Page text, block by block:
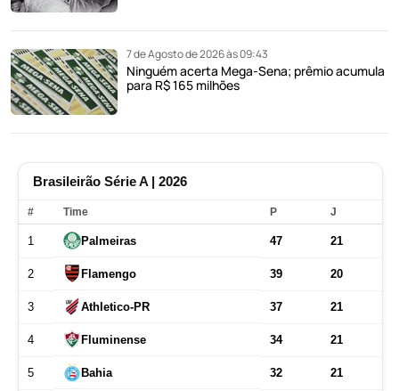
7 de Agosto de 2026 às 09:43
Ninguém acerta Mega-Sena; prêmio acumula
para R$ 165 milhões